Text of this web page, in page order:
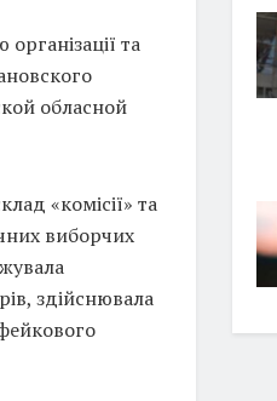
та
обласной
«комісії» та
виборчих
здійснювала